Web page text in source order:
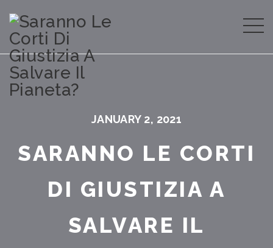
JANUARY 2, 2021
SARANNO LE CORTI
DI GIUSTIZIA A
SALVARE IL